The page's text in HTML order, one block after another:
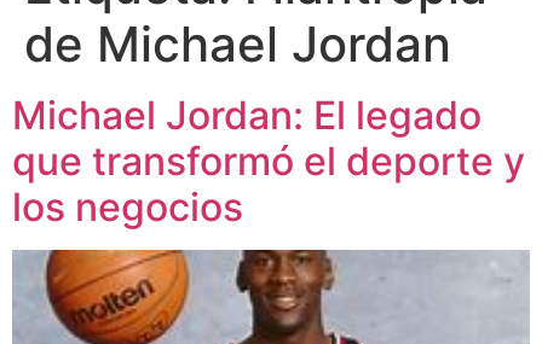
de Michael Jordan
Michael Jordan: El legado
que transformó el deporte y
los negocios